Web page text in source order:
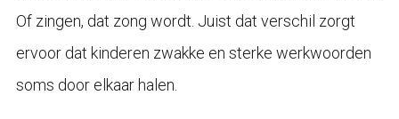
Of zingen, dat zong wordt. Juist dat verschil zorgt
ervoor dat kinderen zwakke en sterke werkwoorden
soms door elkaar halen.